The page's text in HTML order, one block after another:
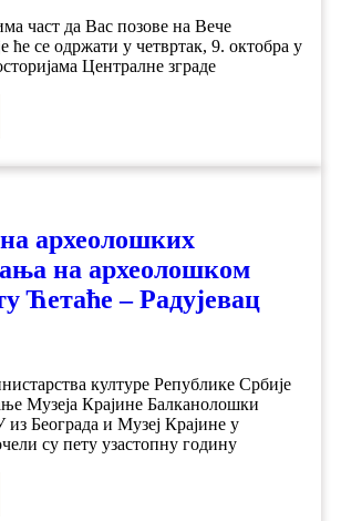
част да Вас позове на Вече
ће се одржати у четвртак, 9. октобра у
Централне зграде
археолошких
на археолошком
Ћетаће – Радујевац
културе Републике Србије
Музеја Крајине Балканолошки
Београда и Музеј Крајине у
су пету узастопну годину